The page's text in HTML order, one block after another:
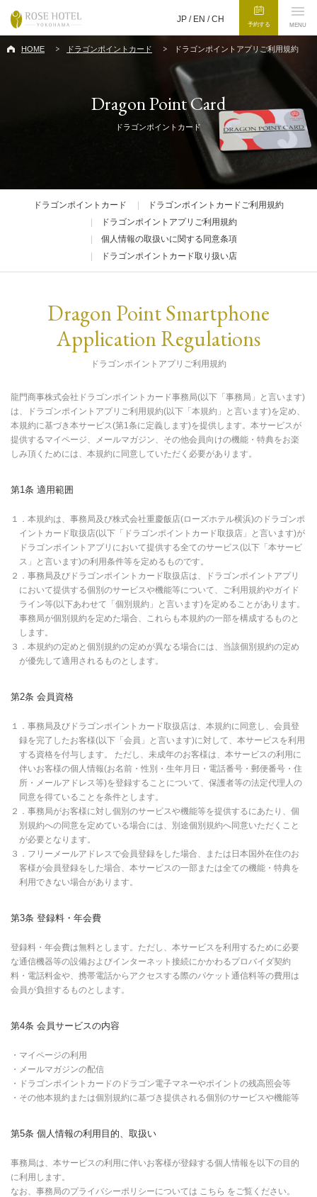
JP / EN /CH
予約する MENU
HOME ドラゴンポイントカード ドラゴンポイントアプリご利用規約
Dragon Point Card
ドラゴンポイントカード
ドラゴンポイントカード
ドラゴンポイントカードご利用規約
ドラゴンポイントアプリご利用規約
個人情報の取扱いに関する同意条項
ドラゴンポイントカード取り扱い店
Dragon Point Smartphone
Application Regulations
ドラゴンポイントアプリご利用規約
龍門商事株式会社ドラゴンポイントカード事務局(以下「事務局」と言います)
は、ドラゴンポイントアプリご利用規約(以下「本規約」と言います)を定め、
本規約に基づき本サービス(第1条に定義します)を提供します。本サービスが
提供するマイページ、メールマガジン、その他会員向けの機能・特典をお楽
しみ頂くためには、本規約に同意していただく必要があります。
第1条 適用範囲
１．本規約は、事務局及び株式会社重慶飯店(ローズホテル横浜)のドラゴンポ
イントカード取扱店(以下「ドラゴンポイントカード取扱店」と言います)が
ドラゴンポイントアプリにおいて提供する全てのサービス(以下「本サービ
ス」と言います)の利用条件等を定めるものです。
２．事務局及びドラゴンポイントカード取扱店は、ドラゴンポイントアプリ
において提供する個別のサービスや機能等について、ご利用規約やガイド
ライン等(以下あわせて「個別規約」と言います)を定めることがあります。
事務局が個別規約を定めた場合、これらも本規約の一部を構成するものと
します。
３．本規約の定めと個別規約の定めが異なる場合には、当該個別規約の定め
が優先して適用されるものとします。
第2条 会員資格
１．事務局及びドラゴンポイントカード取扱店は、本規約に同意し、会員登
録を完了したお客様(以下「会員」と言います)に対して、本サービスを利用
する資格を付与します。 ただし、未成年のお客様は、本サービスの利用に
伴いお客様の個人情報(お名前・性別・生年月日・電話番号・郵便番号・住
所・メールアドレス等)を登録することについて、保護者等の法定代理人の
同意を得ていることを条件とします。
２．事務局がお客様に対し個別のサービスや機能等を提供するにあたり、個
別規約への同意を定めている場合には、別途個別規約へ同意いただくこと
が必要となります。
３．フリーメールアドレスで会員登録をした場合、または日本国外在住のお
客様が会員登録をした場合、本サービスの一部または全ての機能・特典を
利用できない場合があります。
第3条 登録料・年会費
登録料・年会費は無料とします。ただし、本サービスを利用するために必要
な通信機器等の設備およびインターネット接続にかかわるプロバイダ契約
料・電話料金や、携帯電話からアクセスする際のパケット通信料等の費用は
会員が負担するものとします。
第4条 会員サービスの内容
・マイページの利用
・メールマガジンの配信
・ドラゴンポイントカードのドラゴン電子マネーやポイントの残高照会等
・その他本規約または個別規約に基づき提供される個別のサービスや機能等
第5条 個人情報の利用目的、取扱い
事務局は、本サービスの利用に伴いお客様が登録する個人情報を以下の目的
に利用します。
なお、事務局のプライバシーポリシーについては こちら をご覧ください。